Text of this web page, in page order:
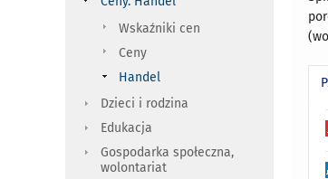
Wskaźniki cen
Ceny
Handel
Dzieci i rodzina
Edukacja
Gospodarka społeczna,
wolontariat